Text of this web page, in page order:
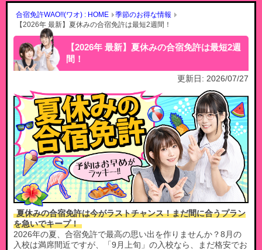
合宿免許WAO!!(ワオ) : HOME
季節のお得な情報
【2026年 最新】夏休みの合宿免許は最短2週間！
【2026年 最新】夏休みの合宿免許は最短2週
間！
更新日: 2026/07/27
夏休みの合宿免許は今がラストチャンス！まだ間に合うプラン
を急いでキープ！
2026年の夏、合宿免許で最高の思い出を作りませんか？8月の
入校は満席間近ですが、「9月上旬」の入校なら、まだ格安でお